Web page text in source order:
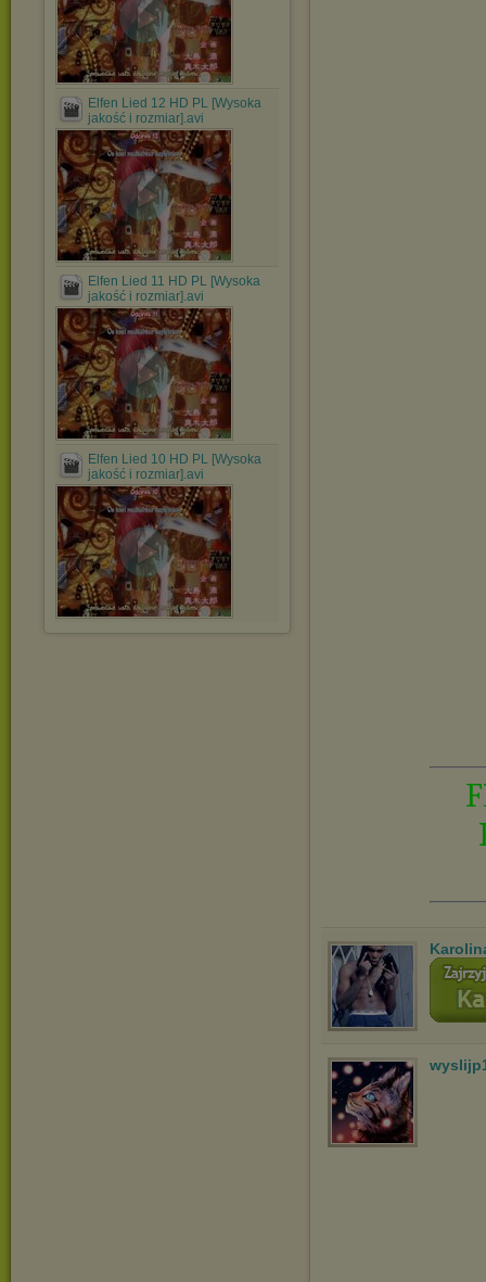
Elfen Lied 12 HD PL [Wysoka
jakość i rozmiar].avi
Elfen Lied 11 HD PL [Wysoka
jakość i rozmiar].avi
Elfen Lied 10 HD PL [Wysoka
jakość i rozmiar].avi